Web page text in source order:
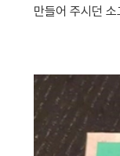
만들어 주시던